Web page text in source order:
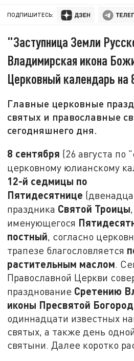
ПОДПИШИТЕСЬ:
"Заступница Земли
Владимирская икона
Церковный календарь на
Главные церковные
святых и православные
сегодняшнего дня.
8 сентября (26 августа по
церковному юлианскому
12-й седмицы по
Пятидесятнице
праздника Святой Троицы
именующегося
постный, согласно
трапезе благословляется
растительным маслом.
Православной Церкви
празднование Сретению
иконы Пресвятой
одиннадцати известных
святых, а также день
святыни. Далее коротко